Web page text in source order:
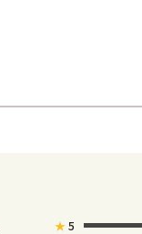
★5